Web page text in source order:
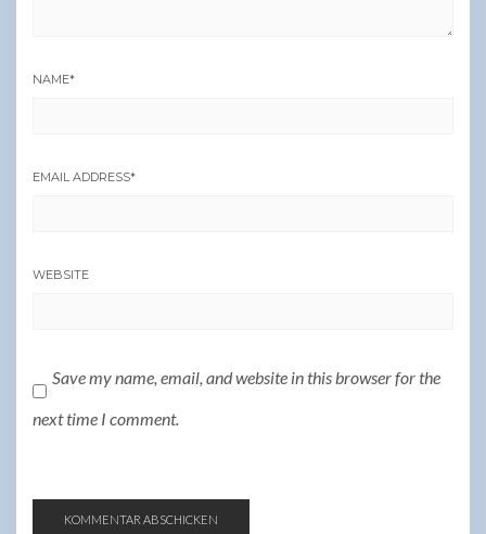
NAME*
EMAIL ADDRESS*
WEBSITE
Save my name, email, and website in this browser for the
next time I comment.